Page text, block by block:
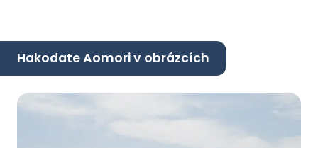
Hakodate Aomori v obrázcích